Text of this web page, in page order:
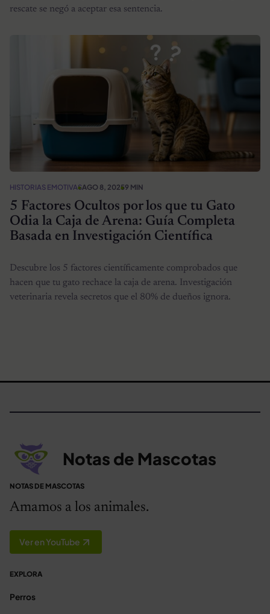
rescate se negó a aceptar esa sentencia.
HISTORIAS EMOTIVASAGO 8, 20259 MIN
5 Factores Ocultos por los que tu Gato
Odia la Caja de Arena: Guía Completa
Basada en Investigación Científica
Descubre los 5 factores científicamente comprobados que
hacen que tu gato rechace la caja de arena. Investigación
veterinaria revela secretos que el 80% de dueños ignora.
Notas de Mascotas
NOTAS DE MASCOTAS
Amamos a los animales.
Ver en YouTube
EXPLORA
Perros